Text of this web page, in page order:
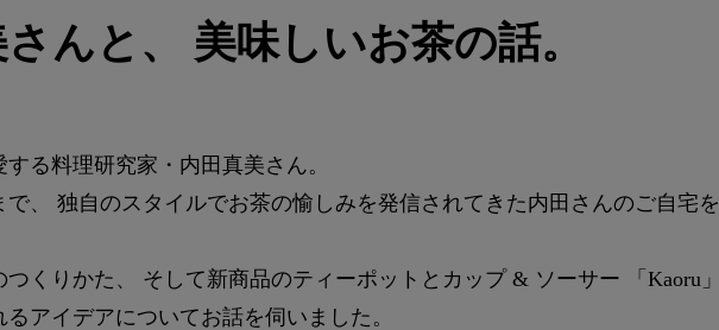
んと、 美味しいお茶の話。
る料理研究家・内田真美さん。
で、 独自のスタイルでお茶の愉しみを発信されてきた内田さんのご自宅を
くりかた、 そして新商品のティーポットとカップ & ソーサー 「Kaoru」
アイデアについてお話を伺いました。